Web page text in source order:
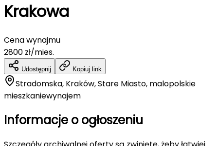
Krakowa
Cena wynajmu
2800 zł/mies.
Udostępnij Kopiuj link
Stradomska, Kraków, Stare Miasto, malopolskie
mieszkaniewynajem
Informacje o ogłoszeniu